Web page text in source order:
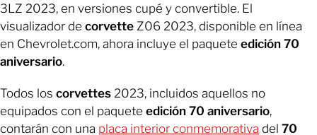
3LZ 2023, en versiones cupé y convertible. El
visualizador de corvette Z06 2023, disponible en línea
en Chevrolet.com, ahora incluye el paquete edición 70
aniversario.
Todos los corvettes 2023, incluidos aquellos no
equipados con el paquete edición 70 aniversario,
contarán con una placa interior conmemorativa del 70